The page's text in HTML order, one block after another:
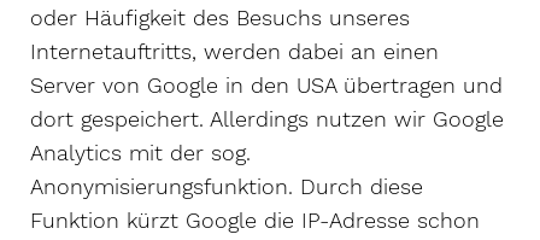
oder Häufigkeit des Besuchs unseres
Internetauftritts, werden dabei an einen
Server von Google in den USA übertragen und
dort gespeichert. Allerdings nutzen wir Google
Analytics mit der sog.
Anonymisierungsfunktion. Durch diese
Funktion kürzt Google die IP-Adresse schon